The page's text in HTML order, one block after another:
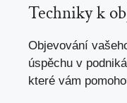
Techniky k
Objevování
úspěchu v
které vám